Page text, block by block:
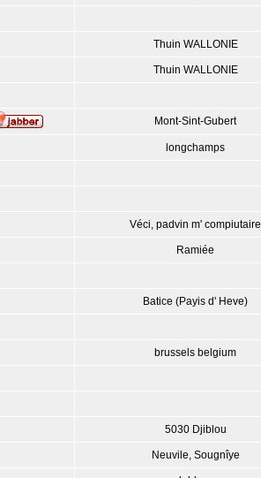
Thuin WALLONIE
Thuin WALLONIE
Mont-Sint-Gubert
longchamps
Véci, padvin m' compiutaire
Ramiée
Batice (Payis d' Heve)
brussels belgium
5030 Djiblou
Neuvile, Sougnîye